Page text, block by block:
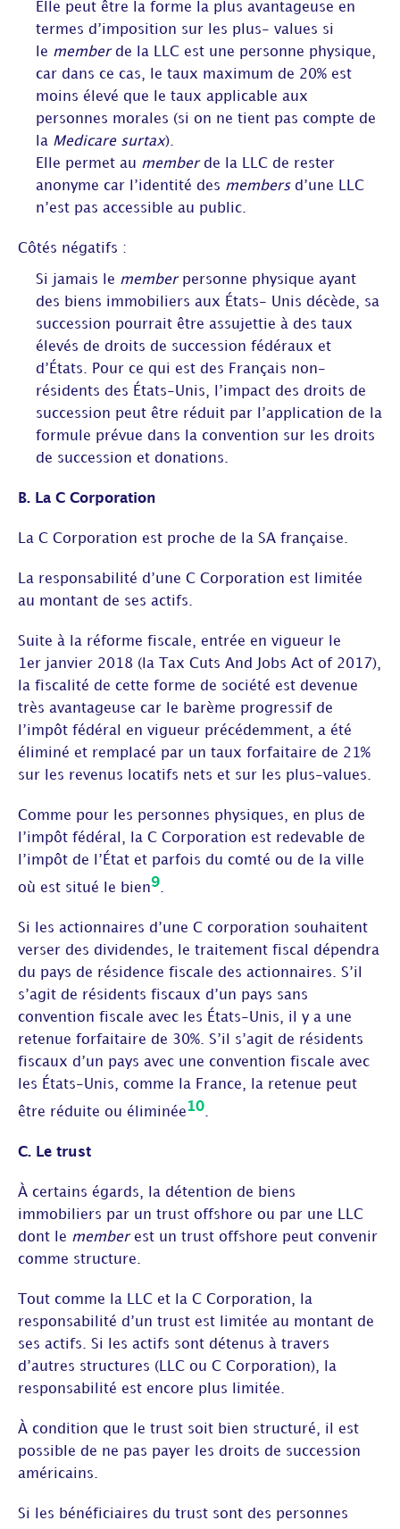
Elle peut être la forme la plus avantageuse en
termes d’imposition sur les plus- values si
le member de la LLC est une personne physique,
car dans ce cas, le taux maximum de 20% est
moins élevé que le taux applicable aux
personnes morales (si on ne tient pas compte de
la Medicare surtax).
Elle permet au member de la LLC de rester
anonyme car l’identité des members d’une LLC
n’est pas accessible au public.
Côtés négatifs :
Si jamais le member personne physique ayant
des biens immobiliers aux États- Unis décède, sa
succession pourrait être assujettie à des taux
élevés de droits de succession fédéraux et
d’États. Pour ce qui est des Français non-
résidents des États-Unis, l’impact des droits de
succession peut être réduit par l’application de la
formule prévue dans la convention sur les droits
de succession et donations.
B. La C Corporation
La C Corporation est proche de la SA française.
La responsabilité d’une C Corporation est limitée
au montant de ses actifs.
Suite à la réforme fiscale, entrée en vigueur le
1er janvier 2018 (la Tax Cuts And Jobs Act of 2017),
la fiscalité de cette forme de société est devenue
très avantageuse car le barème progressif de
l’impôt fédéral en vigueur précédemment, a été
éliminé et remplacé par un taux forfaitaire de 21%
sur les revenus locatifs nets et sur les plus-values.
Comme pour les personnes physiques, en plus de
l’impôt fédéral, la C Corporation est redevable de
l’impôt de l’État et parfois du comté ou de la ville
où est situé le bien9
Si les actionnaires d’une C corporation souhaitent
verser des dividendes, le traitement fiscal dépendra
du pays de résidence fiscale des actionnaires. S’il
s’agit de résidents fiscaux d’un pays sans
convention fiscale avec les États-Unis, il y a une
retenue forfaitaire de 30%. S’il s’agit de résidents
fiscaux d’un pays avec une convention fiscale avec
les États-Unis, comme la France, la retenue peut
être réduite ou éliminée 10.
C. Le trust
À certains égards, la détention de biens
immobiliers par un trust offshore ou par une LLC
dont le member est un trust offshore peut convenir
comme structure.
Tout comme la LLC et la C Corporation, la
responsabilité d’un trust est limitée au montant de
ses actifs. Si les actifs sont détenus à travers
d’autres structures (LLC ou C Corporation), la
responsabilité est encore plus limitée.
À condition que le trust soit bien structuré, il est
possible de ne pas payer les droits de succession
américains.
Si les bénéficiaires du trust sont des personnes